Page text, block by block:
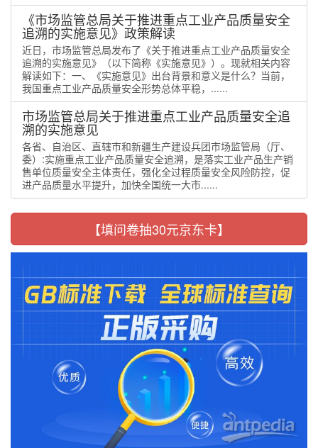
《市场监管总局关于推进重点工业产品质量安全
追溯的实施意见》政策解读
近日，市场监管总局发布了《关于推进重点工业产品质量安全
追溯的实施意见》（以下简称《实施意见》）。现就相关内容
解读如下：一、《实施意见》出台背景和意义是什么？当前，
我国重点工业产品质量安全形势总体平稳，......
市场监管总局关于推进重点工业产品质量安全追
溯的实施意见
各省、自治区、直辖市和新疆生产建设兵团市场监管局（厅、
委）:实施重点工业产品质量安全追溯，是落实工业产品生产销
售单位质量安全主体责任，强化全过程质量安全风险防控，促
进产品质量水平提升，加快全国统一大市......
【填问卷抽30元京东卡】